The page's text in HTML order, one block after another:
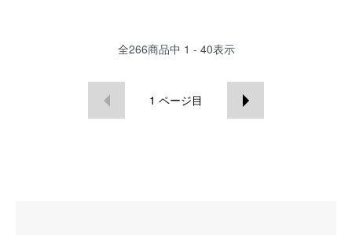
全266商品中 1 - 40表示
1 ページ目